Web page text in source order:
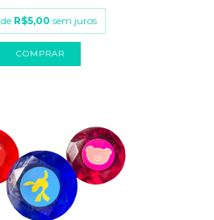
R$5,00 sem juros